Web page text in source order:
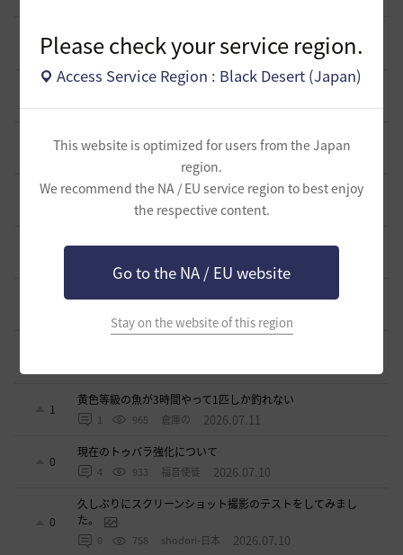
Please check your service region.
Access Service Region : Black Desert (Japan)
This website is optimized for users from the Japan
region.
We recommend the NA / EU service region to best enjoy
the respective content.
Go to the NA / EU website
Stay on the website of this region
2
波に乗って流れ着いた宝の地図の場所
2 904 倉庫の 2026.07.24
週間イベントについて
1 774 マサ 2026.07.24
ベテラン＆ルーキー クーポン配布
ドーサやソーサレスの無敵踊りについて
824 無敵で踊り狂う女 2026.07.23
立ち聞きについて
2026.07.23
ジークちゃん-日本 2026.07.15
1
黄色等級の魚が3時間やって1匹しか釣れない
1 965 倉庫の 2026.07.11
0
現在のトゥバラ強化について
4 933 福音使徒 2026.07.10
0
久しぶりにスクリーンショット撮影のテストをしてみまし
た。
0 758 shodori-日本 2026.07.10